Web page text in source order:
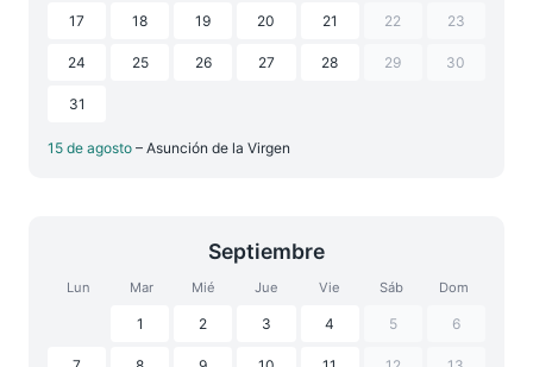
17 18 19 20 21 22 23
24 25 26 27 28 29 30
31
15 de agosto – Asunción de la Virgen
Septiembre
Lun Mar Mié Jue Vie Sáb Dom
1 2 3 4 5 6